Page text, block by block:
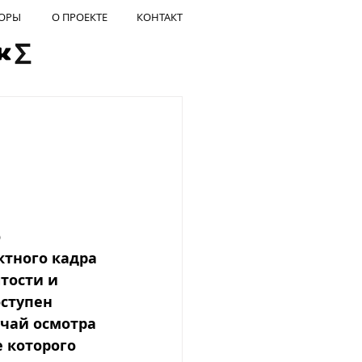
О ПРОЕКТЕ КОНТАКТ
кадра
и
осмотра